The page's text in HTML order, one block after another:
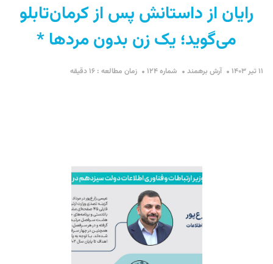
رایان از داستانش پس از کرمان‌تابلو
می‌گوید؛ یک زن بدون مردها *
۱۱ تیر ۱۴۰۳ آرش برهمند شماره ۱۲۴ زمان مطالعه : ۱۶ دقیقه